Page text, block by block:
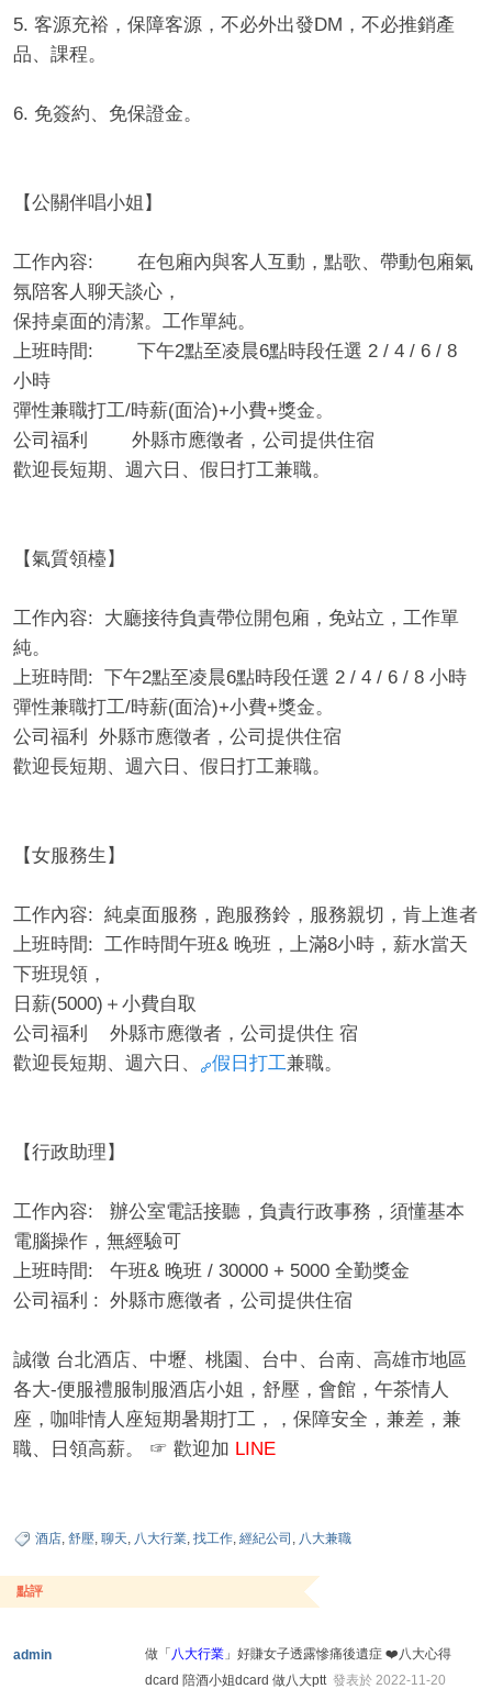
5. 客源充裕，保障客源，不必外出發DM，不必推銷產
品、課程。
6. 免簽約、免保證金。
【公關伴唱小姐】
工作內容: 在包廂內與客人互動，點歌、帶動包廂氣
氛陪客人聊天談心，
保持桌面的清潔。工作單純。
上班時間: 下午2點至凌晨6點時段任選 2 / 4 / 6 / 8
小時
彈性兼職打工/時薪(面洽)+小費+獎金。
公司福利 外縣市應徵者，公司提供住宿
歡迎長短期、週六日、假日打工兼職。
【氣質領檯】
工作內容: 大廳接待負責帶位開包廂，免站立，工作單
純。
上班時間: 下午2點至凌晨6點時段任選 2 / 4 / 6 / 8 小時
彈性兼職打工/時薪(面洽)+小費+獎金。
公司福利 外縣市應徵者，公司提供住宿
歡迎長短期、週六日、假日打工兼職。
【女服務生】
工作內容: 純桌面服務，跑服務鈴，服務親切，肯上進者
上班時間: 工作時間午班& 晚班，上滿8小時，薪水當天
下班現領，
日薪(5000)＋小費自取
公司福利 外縣市應徵者，公司提供住 宿
歡迎長短期、週六日、
假日打工兼職。
【行政助理】
工作內容: 辦公室電話接聽，負責行政事務，須懂基本
電腦操作，無經驗可
上班時間: 午班& 晚班 / 30000 + 5000 全勤獎金
公司福利 : 外縣市應徵者，公司提供住宿
誠徵 台北酒店、中壢、桃園、台中、台南、高雄市地區
各大-便服禮服制服酒店小姐，舒壓，會館，午茶情人
座，咖啡情人座短期暑期打工，，保障安全，兼差，兼
職、日領高薪。 ☞ 歡迎加 LINE
酒店, 舒壓, 聊天, 八大行業, 找工作, 經紀公司 , 八大兼職
點評
admin 做「 八大行業 」好賺女子透露慘痛後遺症 ❤️八大心得
dcard 陪酒小姐dcard 做八大ptt 發表於 2022-11-20